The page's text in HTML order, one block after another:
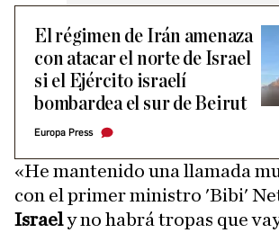
El régimen de Irán amenaza
con atacar el norte de Israel
si el Ejército israelí
bombardea el sur de Beirut
Europa Press
«He mantenido una llamada
con el primer ministro 'Bibi'
Israely no habrá tropas que